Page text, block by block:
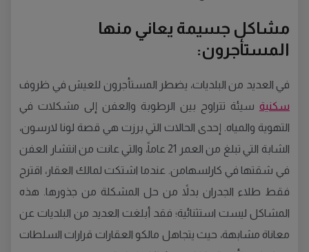
مشاكل جسيمة يعاني منها
المستأجرون:
في العديد من البلديات، يضطر المستأجرون للعيش في ظروف
سكنية سيئة تتراوح بين الرطوبة والعفن إلى مشكلات في
التهوية والمياه. إحدى الحالات التي برزت هي قصة لونا لارسون،
الشابة التي تبلغ من العمر 21 عاماً، والتي عانت من انتشار العفن
في شقتها في كارلسهامن. عندما اشتكت لمالك العقار، اقترح
فقط طلاء الجدران بدلاً من حل المشكلة من جذورها. هذه
المشاكل ليست استثنائية؛ فقد أبلغت العديد من البلديات عن
معاناة مشابهة، حيث يتجاهل مالكو العقارات قرارات السلطات